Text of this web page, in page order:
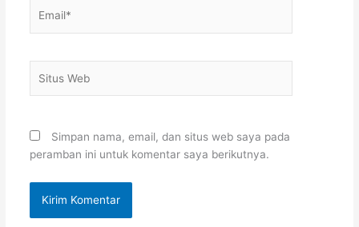
Web
Simpan nama, email, dan situs web saya pada
peramban ini untuk komentar saya berikutnya.